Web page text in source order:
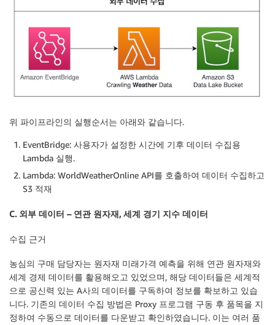
위 파이프라인의 실행순서는 아래와 같습니다.
EventBridge: 사용자가 설정한 시간에 기후 데이터 수집용
Lambda 실행.
Lambda: WorldWeatherOnline API를 호출하여 데이터 수집하고
S3 적재
C. 외부 데이터 – 연관 원자재, 세계 경기 지수 데이터
수집 근거
농심의 구매 담당자는 원자재 미래가격 예측을 위해 연관 원자재와
세계 경제 데이터를 활용해오고 있었으며, 해당 데이터들은 세계적
으로 공신력 있는 A사의 데이터를 구독하여 정보를 확보하고 있습
니다. 기존의 데이터 수집 방법은 Proxy 프로그램 구동 후 품목을 지
정하여 수동으로 데이터를 다운받고 확인하였습니다. 이는 여러 품